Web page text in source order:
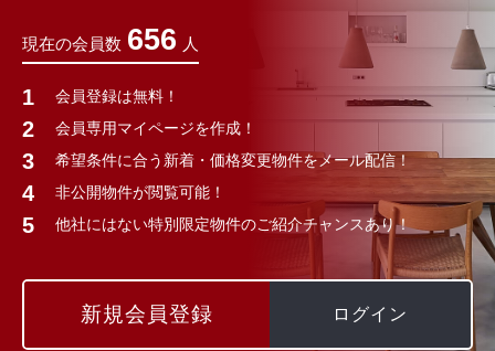
現在の会員数 656 人
会員登録は無料！
会員専用マイページを作成！
希望条件に合う新着・価格変更物件をメール配信！
非公開物件が閲覧可能！
他社にはない特別限定物件のご紹介チャンスあり！
新規会員登録 ログイン